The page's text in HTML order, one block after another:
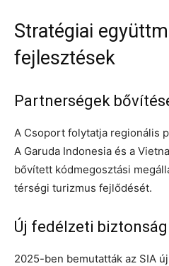
Stratégiai
fejlesztések
Partnerségek
A Csoport folytatja regionális
A Garuda Indonesia és a
bővített kódmegosztási
térségi turizmus fejlődését.
Új fedélzeti
2025-ben bemutatták az SIA